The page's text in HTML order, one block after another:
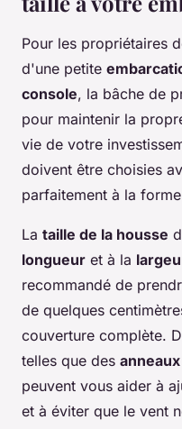
Pour les propriétaires
d'une petite
console, la bâche de
pour maintenir la
vie de votre
doivent être choisies
parfaitement à la
La taille de la housse
longueur et à la
recommandé de
de quelques
couverture complète.
telles que des anneaux
peuvent vous aider à
et à éviter que le vent